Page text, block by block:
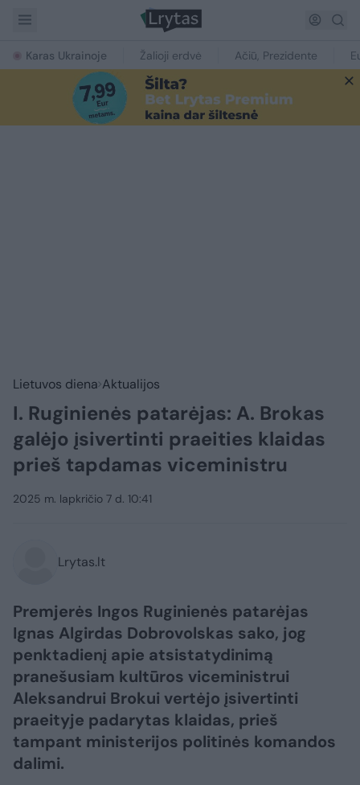
Karas Ukrainoje Žalioji erdvė Ačiū, Prezidente
Lietuvos diena Aktualijos
I. Ruginienės patarėjas: A. Brokas
galėjo įsivertinti praeities klaidas
prieš tapdamas viceministru
2025 m. lapkričio 7 d. 10:41
Lrytas.lt
Premjerės Ingos Ruginienės patarėjas
Ignas Algirdas Dobrovolskas sako, jog
penktadienį apie atsistatydinimą
pranešusiam kultūros viceministrui
Aleksandrui Brokui vertėjo įsivertinti
praeityje padarytas klaidas, prieš
tampant ministerijos politinės komandos
dalimi.